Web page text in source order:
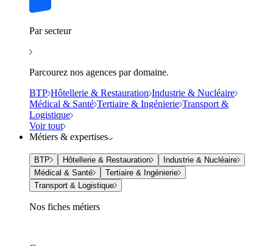
Par secteur
Parcourez nos agences par domaine.
BTP Hôtellerie & Restauration Industrie & Nucléaire
Médical & Santé Tertiaire & Ingénierie Transport &
Logistique
Voir tout
Métiers & expertises
BTP Hôtellerie & Restauration
Industrie & Nucléaire
Médical & Santé
Tertiaire & Ingénierie
Transport & Logistique
Nos fiches métiers